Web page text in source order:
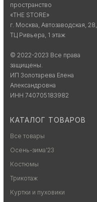
пространство
«THE STORE»
г. Москва, Автозаводская, 28,
ТЦ Ривьера, 1 этаж
© 2022-2023 Все права
защищены.
ИП Золотарева Елена
Александровна
ИНН 740705183982
КАТАЛОГ ТОВАРОВ
Все товары
Осень-зима’23
Костюмы
Трикотаж
Куртки и пуховики